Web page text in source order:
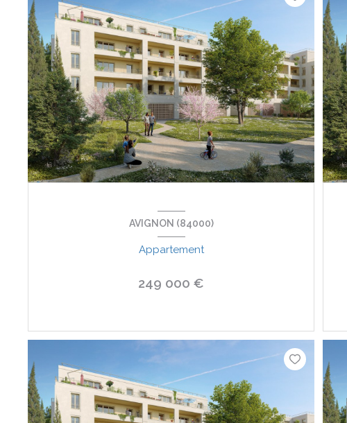
AVIGNON (84000)
Appartement
249 000 €